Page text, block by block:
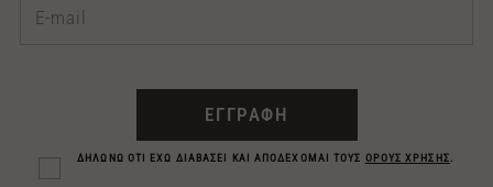
ΕΓΓΡΑΦΗ
ΔΗΛΩΝΩ ΟΤΙ ΕΧΩ ΔΙΑΒΑΣΕΙ ΚΑΙ ΑΠΟΔΕΧΟΜΑΙ ΤΟΥΣ ΟΡΟΥΣ ΧΡΗΣΗΣ.